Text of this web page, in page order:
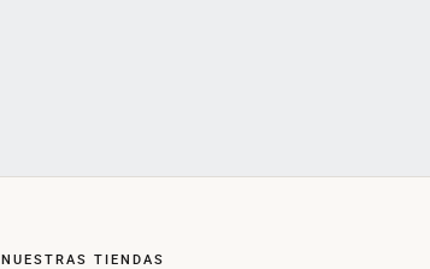
NUESTRAS TIENDAS